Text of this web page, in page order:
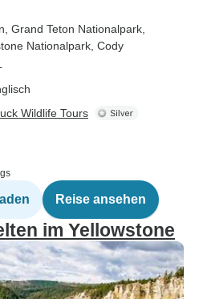
, Grand Teton Nationalpark
Nationalpark , Cody
Wildlife Tours
Reise ansehen
im Yellowstone